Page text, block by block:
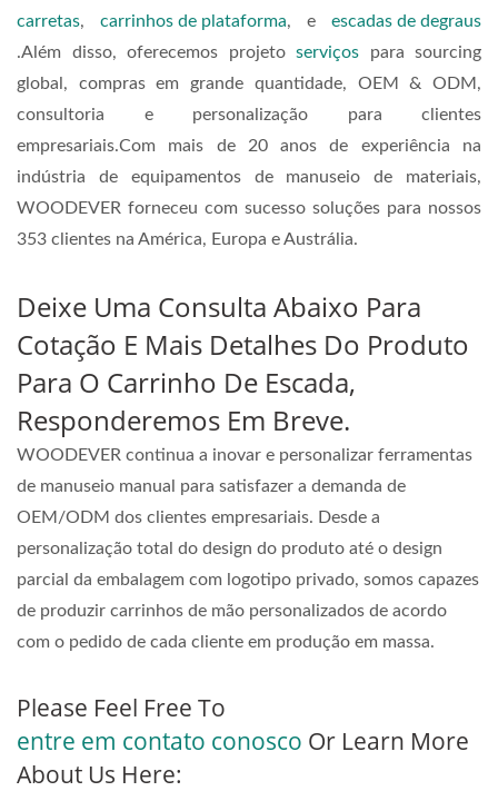
carretas, carrinhos de plataforma, e escadas de degraus
.Além disso, oferecemos projeto serviços para sourcing
global, compras em grande quantidade, OEM & ODM,
consultoria e personalização para clientes
empresariais.Com mais de 20 anos de experiência na
indústria de equipamentos de manuseio de materiais,
WOODEVER forneceu com sucesso soluções para nossos
353 clientes na América, Europa e Austrália.
Deixe Uma Consulta Abaixo Para
Cotação E Mais Detalhes Do Produto
Para O Carrinho De Escada,
Responderemos Em Breve.
WOODEVER continua a inovar e personalizar ferramentas
de manuseio manual para satisfazer a demanda de
OEM/ODM dos clientes empresariais. Desde a
personalização total do design do produto até o design
parcial da embalagem com logotipo privado, somos capazes
de produzir carrinhos de mão personalizados de acordo
com o pedido de cada cliente em produção em massa.
Please Feel Free To
entre em contato conosco Or Learn More
About Us Here: